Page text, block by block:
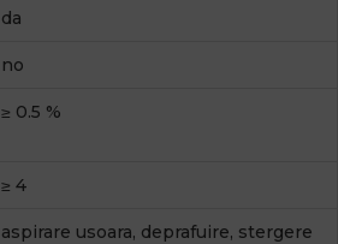
da
no
≥ 0.5 %
≥ 4
aspirare usoara, deprafuire, stergere